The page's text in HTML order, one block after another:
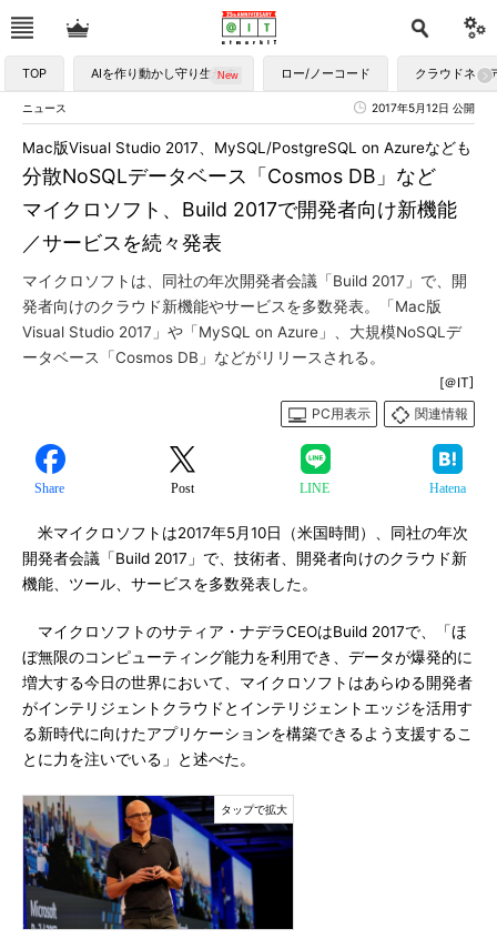
TOP AIを作り動かし守り生かす ロー/ノーコード クラウドネイ
ニュース 2017年5月12日 公開
分散NoSQLデータベース「Cosmos DB」など
マイクロソフト、Build 2017で開発者向け新機能
／サービスを続々発表
Mac版Visual Studio 2017、MySQL/PostgreSQL on Azureなども
マイクロソフトは、同社の年次開発者会議「Build 2017」で、開
発者向けのクラウド新機能やサービスを多数発表。「Mac版
Visual Studio 2017」や「MySQL on Azure」、大規模NoSQLデ
ータベース「Cosmos DB」などがリリースされる。
[＠IT]
PC用表示
関連情報
Share Post LINE Hatena
米マイクロソフトは2017年5月10日（米国時間）、同社の年次
開発者会議「Build 2017」で、技術者、開発者向けのクラウド新
機能、ツール、サービスを多数発表した。
マイクロソフトのサティア・ナデラCEOはBuild 2017で、「ほ
ぼ無限のコンピューティング能力を利用でき、データが爆発的に
増大する今日の世界において、マイクロソフトはあらゆる開発者
がインテリジェントクラウドとインテリジェントエッジを活用す
る新時代に向けたアプリケーションを構築できるよう支援するこ
とに力を注いでいる」と述べた。